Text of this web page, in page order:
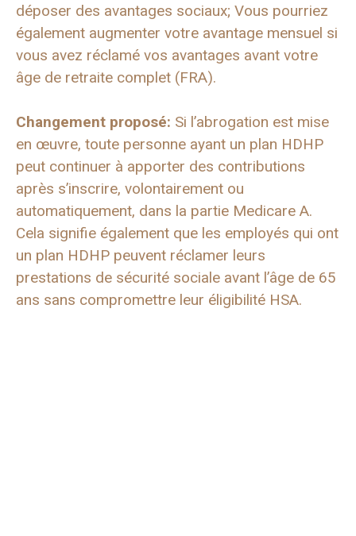
déposer des avantages sociaux; Vous pourriez
également augmenter votre avantage mensuel si
vous avez réclamé vos avantages avant votre
âge de retraite complet (FRA).
Changement proposé: Si l’abrogation est mise
en œuvre, toute personne ayant un plan HDHP
peut continuer à apporter des contributions
après s’inscrire, volontairement ou
automatiquement, dans la partie Medicare A.
Cela signifie également que les employés qui ont
un plan HDHP peuvent réclamer leurs
prestations de sécurité sociale avant l’âge de 65
ans sans compromettre leur éligibilité HSA.